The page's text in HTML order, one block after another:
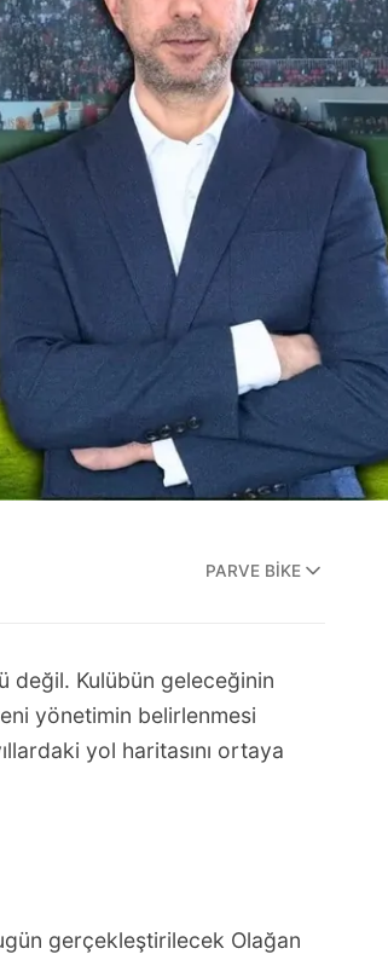
PARVE BIKE
değil. Kulübün geleceğinin
yönetimin belirlenmesi
yol haritasını ortaya
gerçekleştirilecek Olağan